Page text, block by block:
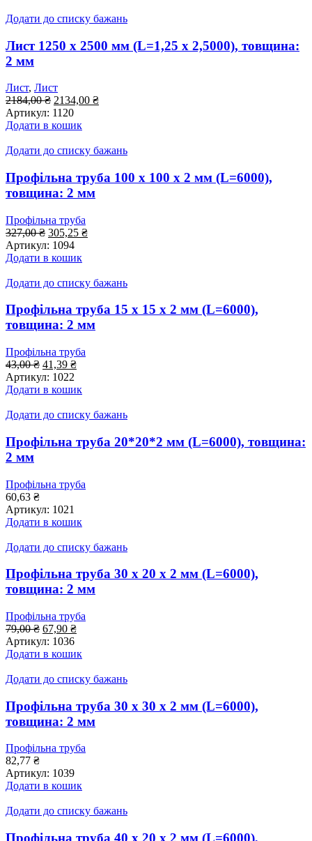
Додати до списку бажань
Лист 1250 x 2500 мм (L=1,25 x 2,5000), товщина:
2 мм
Лист, Лист
2184,00₴ Оригінальна
ціна:
2184,00 ₴.
2134,00 ₴Поточна
Артикул: 1120
Додати в кошик
Додати до списку бажань
Профільна труба 100 x 100 x 2 мм (L=6000),
товщина: 2 мм
Профільна труба
327,00₴ Оригінальна
ціна:
327,00 ₴.
305,25 ₴Поточна
Артикул: 1094
Додати в кошик
Додати до списку бажань
Профільна труба 15 x 15 x 2 мм (L=6000),
товщина: 2 мм
Профільна труба
43,00₴ Оригінальна
ціна:
43,00 ₴.
41,39 ₴Поточна
41,39 ₴.
Артикул: 1022
Додати в кошик
Додати до списку бажань
Профільна труба 20*20*2 мм (L=6000), товщина:
2 мм
Профільна труба
60,63 ₴
Артикул: 1021
Додати в кошик
Додати до списку бажань
Профільна труба 30 x 20 x 2 мм (L=6000),
товщина: 2 мм
Профільна труба
79,00₴ Оригінальна
ціна:
79,00 ₴.
67,90 ₴Поточна
67,90 ₴.
Артикул: 1036
Додати в кошик
Додати до списку бажань
Профільна труба 30 x 30 x 2 мм (L=6000),
товщина: 2 мм
Профільна труба
82,77 ₴
Артикул: 1039
Додати в кошик
Додати до списку бажань
Профільна труба 40 x 20 x 2 мм (L=6000),